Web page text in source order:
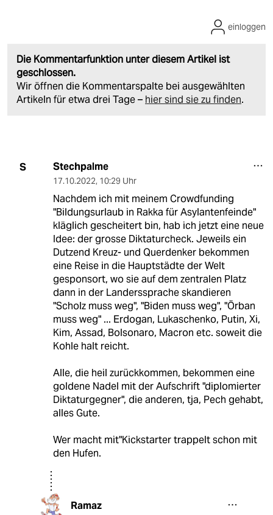
Die Kommentarfunktion unter diesem Artikel ist
geschlossen.
Wir öffnen die Kommentarspalte bei ausgewählten
Artikeln für etwa drei Tage – hier sind sie zu finden.
einloggen
S Stechpalme
17.10.2022, 10:29 Uhr
Nachdem ich mit meinem Crowdfunding
"Bildungsurlaub in Rakka für Asylantenfeinde"
kläglich gescheitert bin, hab ich jetzt eine neue
Idee: der grosse Diktaturcheck. Jeweils ein
Dutzend Kreuz- und Querdenker bekommen
eine Reise in die Hauptstädte der Welt
gesponsort, wo sie auf dem zentralen Platz
dann in der Landerssprache skandieren
"Scholz muss weg", "Biden muss weg", "Örban
muss weg" ... Erdogan, Lukaschenko, Putin, Xi,
Kim, Assad, Bolsonaro, Macron etc. soweit die
Kohle halt reicht.
Alle, die heil zurückkommen, bekommen eine
goldene Nadel mit der Aufschrift "diplomierter
Diktaturgegner", die anderen, tja, Pech gehabt,
alles Gute.
Wer macht mit"Kickstarter trappelt schon mit
den Hufen.
Ramaz